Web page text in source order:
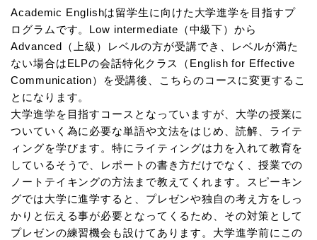
Academic Englishは留学生に向けた大学進学を目指すプ
ログラムです。Low intermediate（中級下）から
Advanced（上級）レベルの方が受講でき、レベルが満た
ない場合はELPの会話特化クラス（English for Effective
Communication）を受講後、こちらのコースに変更するこ
とになります。
大学進学を目指すコースとなっていますが、大学の授業に
ついていく為に必要な単語や文法をはじめ、読解、ライテ
ィングを学びます。特にライティングは力を入れて教育を
しているそうで、レポートの書き方だけでなく、授業での
ノートテイキングの方法まで教えてくれます。スピーキン
グでは大学に進学すると、プレゼンや独自の考え方をしっ
かりと伝える事が必要となってくるため、その対策として
プレゼンの練習機会も設けてあります。大学進学前にこの